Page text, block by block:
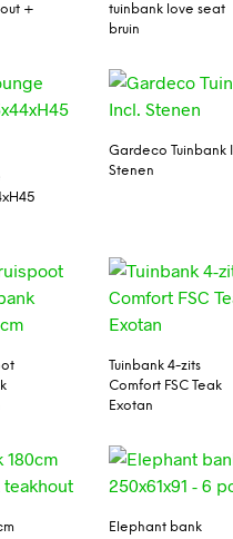
+
tuinbank love seat
bruin
Gardeco Tuinbank
Stenen
Tuinbank 4-zits
Comfort FSC Teak
Exotan
Elephant bank